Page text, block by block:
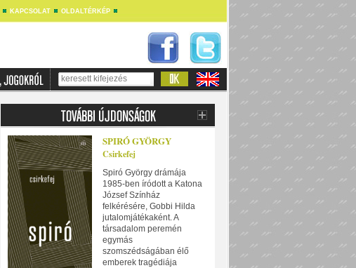
KAPCSOLAT OLDALTÉRKÉP
SPIRÓ GYÖRGY
Csirkefej
Spiró György drámája
1985-ben íródott a Katona
József Színház
felkérésére, Gobbi Hilda
jutalomjátékaként. A
társadalom peremén
egymás
szomszédságában élő
emberek tragédiája